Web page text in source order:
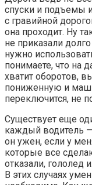
спуски и подъемы
с гравийной
она проходит. Ну
не приказали
нужно
понимаете, что на
хватит оборотов,
пониженную и
переключится, не
Существует еще
каждый водитель
он ужен, если у
которые все
отказали, гололед
В этих случаях